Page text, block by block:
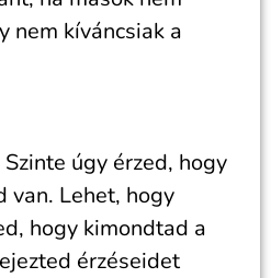
nem kíváncsiak a
úgy érzed, hogy
van. Lehet, hogy
hogy kimondtad a
érzéseidet